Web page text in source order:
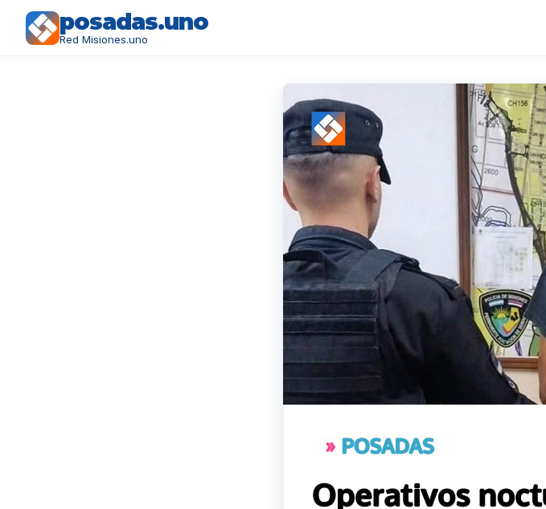
posadas.uno
Red Misiones.uno